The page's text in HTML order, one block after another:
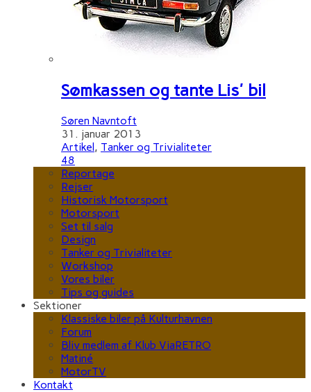
Sømkassen og tante Lis' bil
Søren Navntoft
31. januar 2013
Artikel, Tanker og Trivialiteter
48
Reportage
Rejser
Historisk Motorsport
Motorsport
Set til salg
Design
Tanker og Trivialiteter
Workshop
Vores biler
Tips og guides
Sektioner
Klassiske biler på Kulturhavnen
Forum
Bliv medlem af Klub ViaRETRO
Matiné
MotorTV
Kontakt